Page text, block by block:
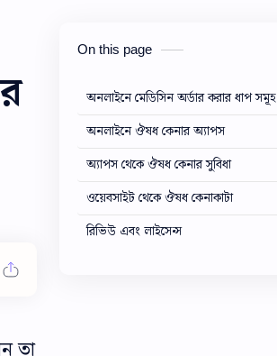
তা
On this page
অনলাইনে মেডিসিন অর্ডার করার ধাপ সমূহ
অনলাইনে ঔষধ কেনার অ্যাপস
অ্যাপস থেকে ঔষধ কেনার সুবিধা
ওয়েবসাইট থেকে ঔষধ কেনাকাটা
রিভিউ এবং লাইসেন্স